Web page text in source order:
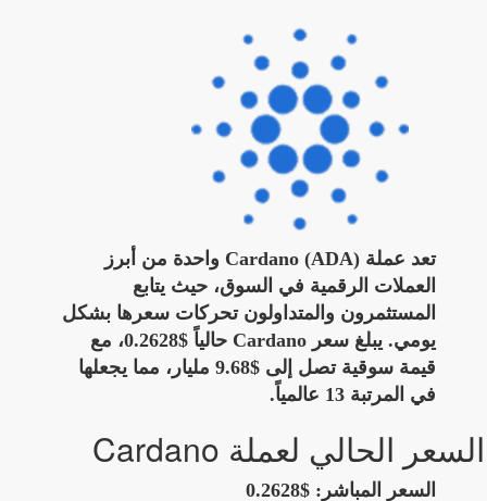
تعد عملة Cardano (ADA) واحدة من أبرز
العملات الرقمية في السوق، حيث يتابع
المستثمرون والمتداولون تحركات سعرها بشكل
يومي. يبلغ سعر Cardano حالياً $0.2628، مع
قيمة سوقية تصل إلى $9.68 مليار، مما يجعلها
في المرتبة 13 عالمياً.
السعر الحالي لعملة Cardano
السعر المباشر: $0.2628